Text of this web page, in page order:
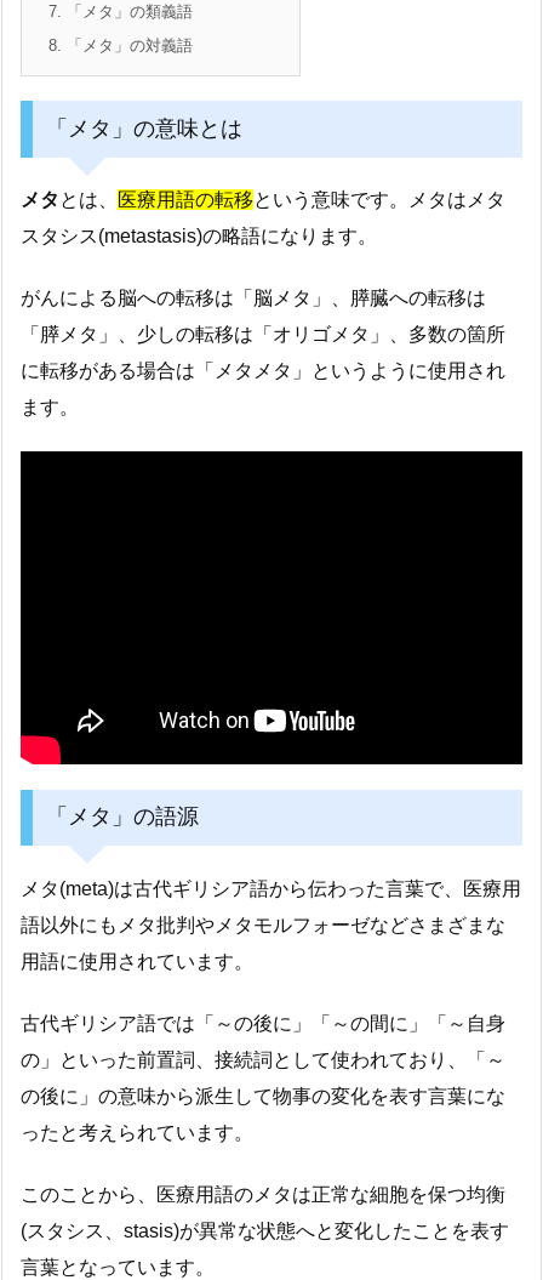
7. 「メタ」の類義語
8. 「メタ」の対義語
「メタ」の意味とは
メタ とは、 医療用語の転移という意味です。メタはメタ
スタシス(metastasis)の略語になります。
がんによる脳への転移は「脳メタ」、膵臓への転移は
「膵メタ」、少しの転移は「オリゴメタ」、多数の箇所
に転移がある場合は「メタメタ」というように使用され
ます。
「メタ」の語源
メタ(meta)は古代ギリシア語から伝わった言葉で、医療用
語以外にもメタ批判やメタモルフォーゼなどさまざまな
用語に使用されています。
古代ギリシア語では「～の後に」「～の間に」「～自身
の」といった前置詞、接続詞として使われており、「～
の後に」の意味から派生して物事の変化を表す言葉にな
ったと考えられています。
このことから、医療用語のメタは正常な細胞を保つ均衡
(スタシス、stasis)が異常な状態へと変化したことを表す
言葉となっています。